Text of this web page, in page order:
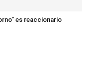
es reaccionario